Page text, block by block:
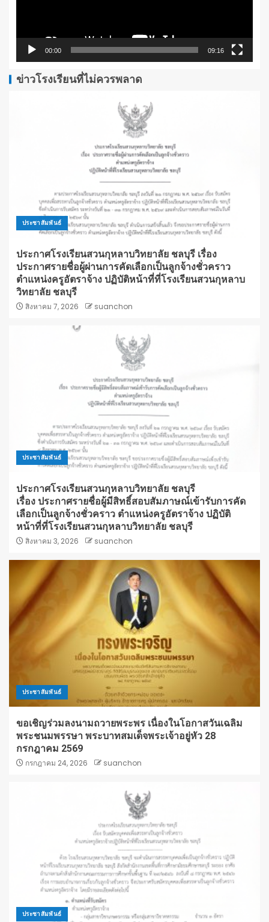
00:00 09:16
ข่าวโรงเรียนที่ไม่ควรพลาด
ประชาสัมพันธ์
ประกาศโรงเรียนสวนกุหลาบวิทยาลัย ชลบุรี เรื่อง
ประกาศรายชื่อผู้ผ่านการคัดเลือกเป็นลูกจ้างชั่วคราว
ตำแหน่งครูอัตราจ้าง ปฏิบัติหน้าที่ที่โรงเรียนสวนกุหลาบ
วิทยาลัย ชลบุรี
สิงหาคม 7, 2026 suanchon
ประชาสัมพันธ์
ประกาศโรงเรียนสวนกุหลาบวิทยาลัย ชลบุรี
เรื่อง ประกาศรายชื่อผู้มีสิทธิ์สอบสัมภาษณ์เข้ารับการคัด
เลือกเป็นลูกจ้างชั่วคราว ตำแหน่งครูอัตราจ้าง ปฏิบัติ
หน้าที่ที่โรงเรียนสวนกุหลาบวิทยาลัย ชลบุรี
สิงหาคม 3, 2026 suanchon
ประชาสัมพันธ์
ขอเชิญร่วมลงนามถวายพระพร เนื่องในโอกาสวันเฉลิม
พระชนมพรรษา พระบาทสมเด็จพระเจ้าอยู่หัว 28
กรกฎาคม 2569
กรกฎาคม 24, 2026 suanchon
ประชาสัมพันธ์